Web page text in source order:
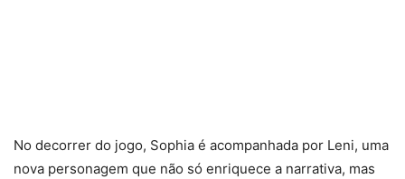
No decorrer do jogo, Sophia é acompanhada por Leni, uma
nova personagem que não só enriquece a narrativa, mas